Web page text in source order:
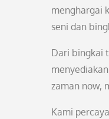
menghargai
seni dan
Dari bingkai
zaman now,
Kami